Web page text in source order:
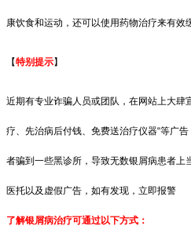
康饮食和运动，还可以使用药物治疗来有效
【特别提示】
近期有专业诈骗人员或团队，在网站上大肆
疗、先治病后付钱、免费送治疗仪器“等广
者骗到一些黑诊所，导致无数银屑病患者上
医托以及虚假广告，如有发现，立即报警
了解银屑病治疗可通过以下方式：